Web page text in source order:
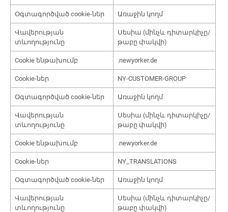
Օգտագործված cookie-ներ Առաջին կողմ
Վավերության
տևողությունը
Սեսիա (մինչև դիտարկիչը/
թաբը փակվի)
Cookie ենթախումբ .newyorker.de
Cookie-ներ NY-CUSTOMER-GROUP
Օգտագործված cookie-ներ Առաջին կողմ
Վավերության
տևողությունը
Սեսիա (մինչև դիտարկիչը/
թաբը փակվի)
Cookie ենթախումբ .newyorker.de
Cookie-ներ NY_TRANSLATIONS
Օգտագործված cookie-ներ Առաջին կողմ
Վավերության
տևողությունը
Սեսիա (մինչև դիտարկիչը/
թաբը փակվի)